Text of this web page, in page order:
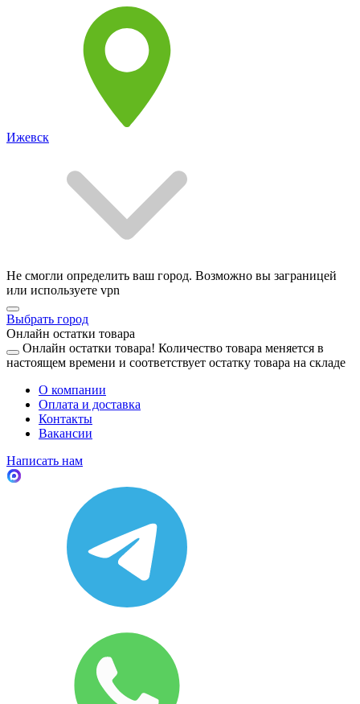
Ижевск
Не смогли определить ваш город. Возможно вы заграницей
или используете vpn
Выбрать город
Онлайн остатки товара
Онлайн остатки товара! Количество товара меняется в
настоящем времени и соответствует остатку товара на складе
О компании
Оплата и доставка
Контакты
Вакансии
Написать нам